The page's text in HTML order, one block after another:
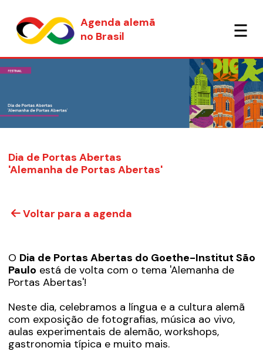
Agenda alemã
no Brasil
Dia de Portas Abertas
'Alemanha de Portas Abertas'
Voltar para a agenda
O Dia de Portas Abertas do Goethe-Institut São
Paulo está de volta com o tema 'Alemanha de
Portas Abertas'!
Neste dia, celebramos a língua e a cultura alemã
com exposição de fotografias, música ao vivo,
aulas experimentais de alemão, workshops,
gastronomia típica e muito mais.